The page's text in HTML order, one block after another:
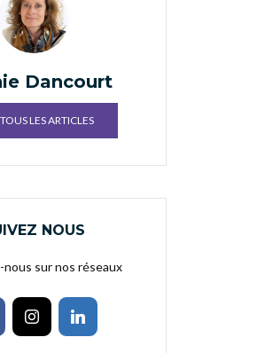
Dancourt
LES ARTICLES
NOUS
nous sur nos réseaux